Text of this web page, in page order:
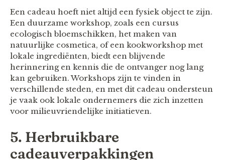
Een cadeau hoeft niet altijd een fysiek object te zijn.
Een duurzame workshop, zoals een cursus
ecologisch bloemschikken, het maken van
natuurlijke cosmetica, of een kookworkshop met
lokale ingrediënten, biedt een blijvende
herinnering en kennis die de ontvanger nog lang
kan gebruiken. Workshops zijn te vinden in
verschillende steden, en met dit cadeau ondersteun
je vaak ook lokale ondernemers die zich inzetten
voor milieuvriendelijke initiatieven.
5. Herbruikbare
cadeauverpakkingen